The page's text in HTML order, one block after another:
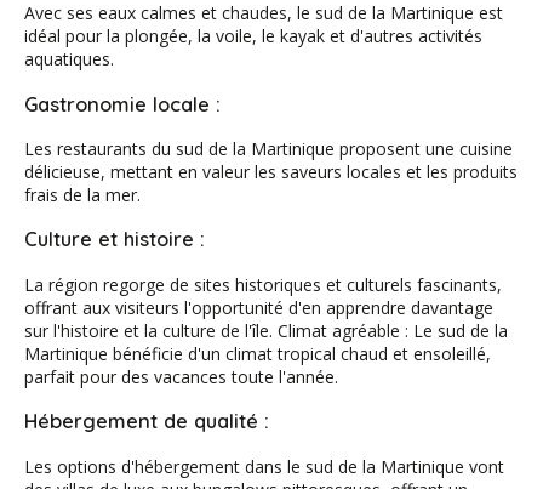
Avec ses eaux calmes et chaudes, le sud de la Martinique est
idéal pour la plongée, la voile, le kayak et d'autres activités
aquatiques.
Gastronomie locale :
Les restaurants du sud de la Martinique proposent une cuisine
délicieuse, mettant en valeur les saveurs locales et les produits
frais de la mer.
Culture et histoire :
La région regorge de sites historiques et culturels fascinants,
offrant aux visiteurs l'opportunité d'en apprendre davantage
sur l'histoire et la culture de l'île. Climat agréable : Le sud de la
Martinique bénéficie d'un climat tropical chaud et ensoleillé,
parfait pour des vacances toute l'année.
Hébergement de qualité :
Les options d'hébergement dans le sud de la Martinique vont